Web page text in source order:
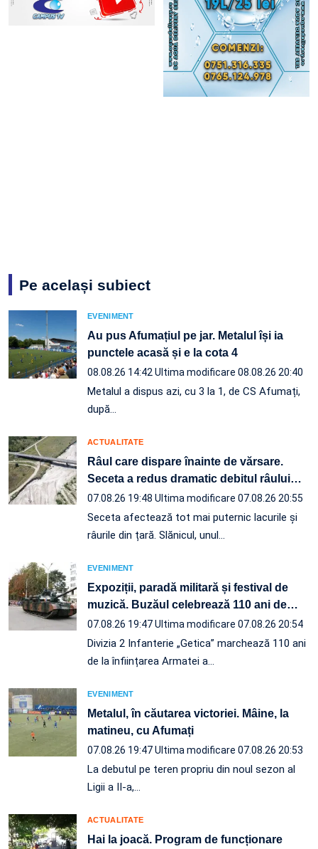
Pe același subiect
EVENIMENT
Au pus Afumațiul pe jar. Metalul își ia
punctele acasă și e la cota 4
08.08.26 14:42 Ultima modificare 08.08.26 20:40
Metalul a dispus azi, cu 3 la 1, de CS Afumați,
după…
ACTUALITATE
Râul care dispare înainte de vărsare.
Seceta a redus dramatic debitul râului…
07.08.26 19:48 Ultima modificare 07.08.26 20:55
Seceta afectează tot mai puternic lacurile și
râurile din țară. Slănicul, unul…
EVENIMENT
Expoziții, paradă militară și festival de
muzică. Buzăul celebrează 110 ani de…
07.08.26 19:47Ultima modificare 07.08.26 20:54
Divizia 2 Infanterie „Getica” marchează 110 ani
de la înființarea Armatei a…
EVENIMENT
Metalul, în căutarea victoriei. Mâine, la
matineu, cu Afumați
07.08.26 19:47Ultima modificare 07.08.26 20:53
La debutul pe teren propriu din noul sezon al
Ligii a II-a,…
ACTUALITATE
Hai la joacă. Program de funcționare